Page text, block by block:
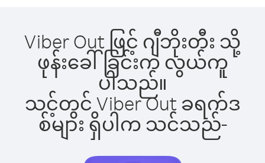
Viber Out ဖြင့် ဂျီဘိုးတီး သို့
ဖုန်းခေါ်ခြင်းက လွယ်ကူ
ပါသည်။
သင့်တွင် Viber Out ခရက်ဒ
စ်များ ရှိပါက သင်သည်-